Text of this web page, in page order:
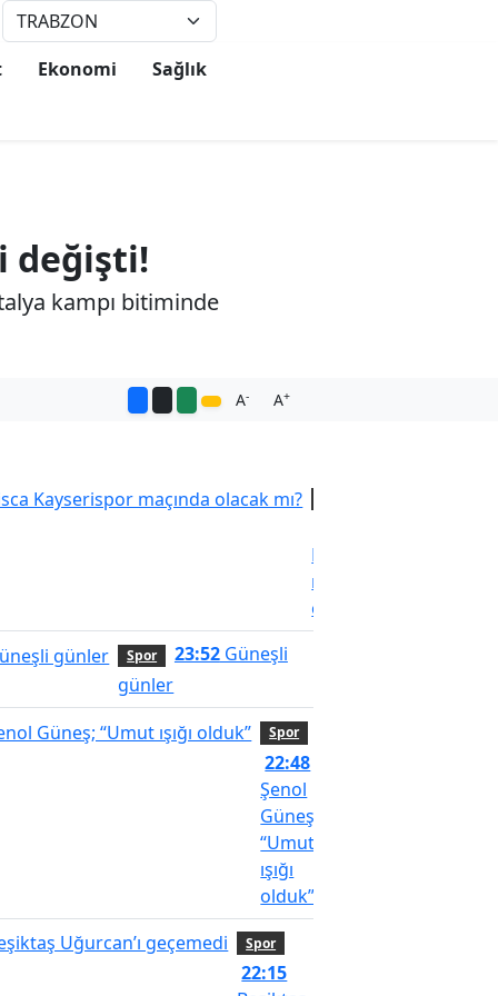
Ekonomi
Sağlık
değişti!
kampı bitiminde
A- A+
Kayserispor
maçında
olacak mı?
Spor 23:52Güneşli
günler
Spor
22:48
Şenol
Güneş;
“Umut
ışığı
olduk”
Spor
22:15